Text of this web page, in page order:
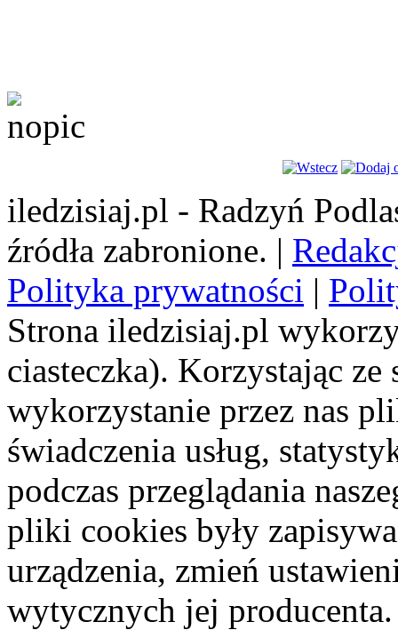
iledzisiaj.pl - Radzyń
źródła zabronione. |
Polityka prywatności |
Strona iledzisiaj.pl
ciasteczka). Korzystając
wykorzystanie przez nas
świadczenia usług,
podczas przeglądania
pliki cookies były
urządzenia, zmień
wytycznych jej producenta.